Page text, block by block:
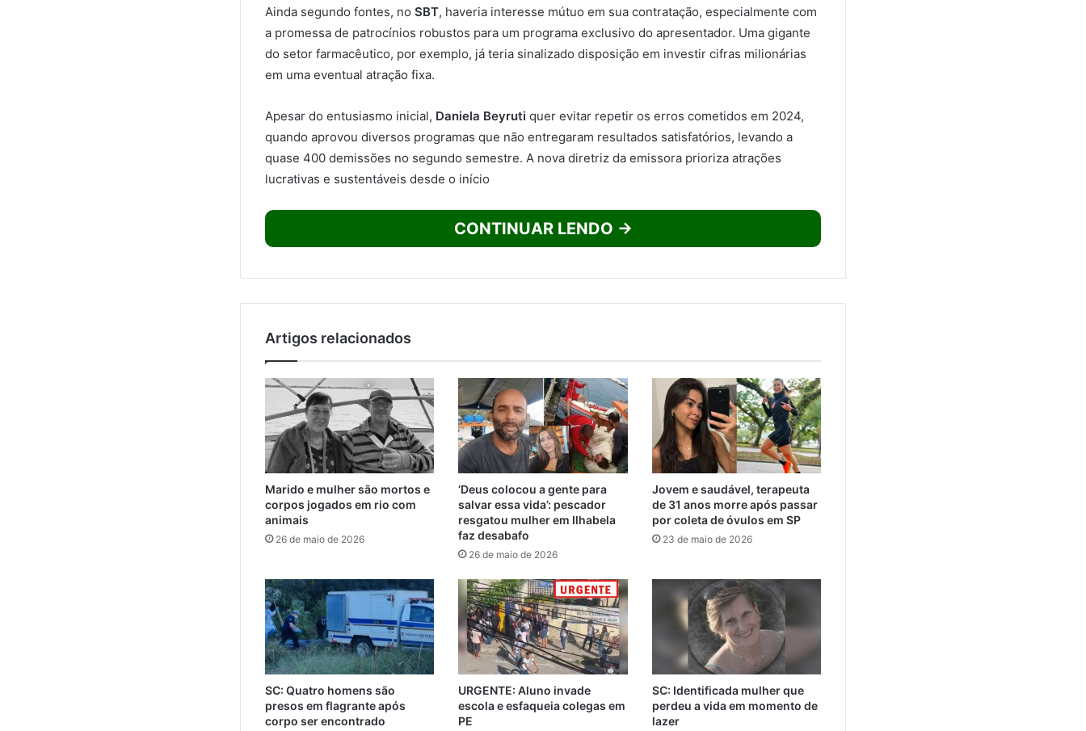
Ainda segundo fontes, no SBT, haveria interesse mútuo em sua contratação, especialmente com
a promessa de patrocínios robustos para um programa exclusivo do apresentador. Uma gigante
do setor farmacêutico, por exemplo, já teria sinalizado disposição em investir cifras milionárias
em uma eventual atração fixa.
Apesar do entusiasmo inicial, Daniela Beyruti quer evitar repetir os erros cometidos em 2024,
quando aprovou diversos programas que não entregaram resultados satisfatórios, levando a
quase 400 demissões no segundo semestre. A nova diretriz da emissora prioriza atrações
lucrativas e sustentáveis desde o início
CONTINUAR LENDO →
Artigos relacionados
Marido e mulher são mortos e
corpos jogados em rio com
animais
26 de maio de 2026
‘Deus colocou a gente para
salvar essa vida’: pescador
resgatou mulher em Ilhabela
faz desabafo
26 de maio de 2026
Jovem e saudável, terapeuta
de 31 anos morre após passar
por coleta de óvulos em SP
23 de maio de 2026
SC: Quatro homens são
presos em flagrante após
corpo ser encontrado
URGENTE: Aluno invade
escola e esfaqueia colegas em
PE
SC: Identificada mulher que
perdeu a vida em momento de
lazer